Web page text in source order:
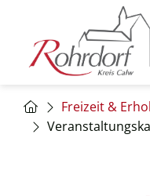
Freizeit &